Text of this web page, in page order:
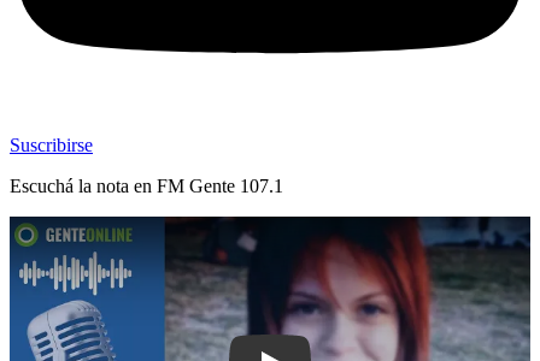
Suscribirse
Escuchá la nota en FM Gente 107.1